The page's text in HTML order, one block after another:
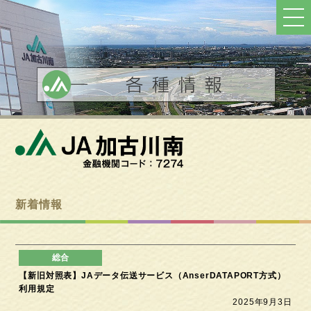
新着情報
【新旧対照表】JAデータ伝送サービス（AnserDATAPORT方式）
利用規定
2025年9月3日